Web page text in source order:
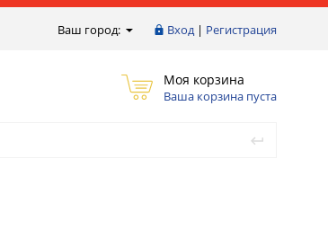
Ваш город: Вход| Регистрация
Моя корзина
Ваша корзина пуста